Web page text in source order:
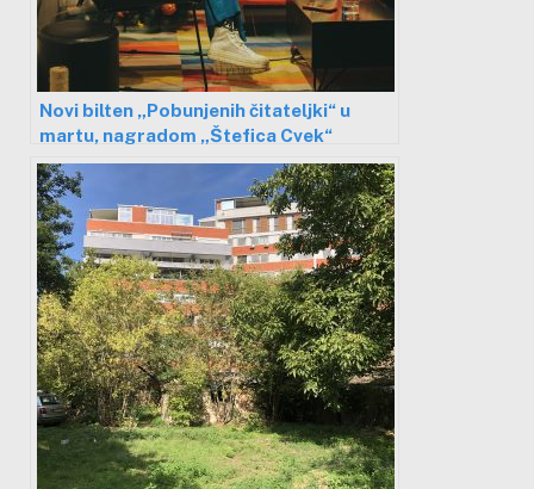
Novi bilten „Pobunjenih čitateljki“ u
martu, nagradom „Štefica Cvek“
nastavljaju afirmaciju feminističke
književnosti